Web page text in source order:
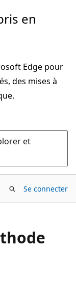
en
Edge pour
des mises à
et
Se connecter